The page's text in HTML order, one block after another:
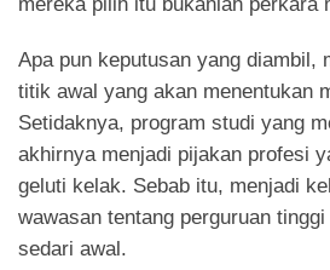
Apa pun keputusan yang diambil,
titik awal yang akan menentukan
Setidaknya, program studi yang
akhirnya menjadi pijakan profesi
geluti kelak. Sebab itu, menjadi
wawasan tentang perguruan
sedari awal.